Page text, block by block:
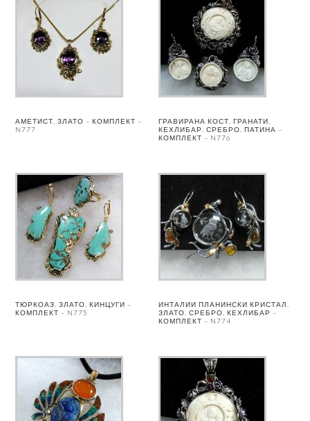
АМЕТИСТ, ЗЛАТО – КОМПЛЕКТ –
N777
ГРАВИРАНА КОСТ, ГРАНАТИ,
КЕХЛИБАР, СРЕБРО, ПАТИНА –
КОМПЛЕКТ – N776
ТЮРКОАЗ, ЗЛАТО, КИНЦУГИ –
КОМПЛЕКТ – N775
ИНТАЛИИ ПЛАНИНСКИ КРИСТАЛ,
ЗЛАТО, СРЕБРО, КЕХЛИБАР –
КОМПЛЕКТ – N774